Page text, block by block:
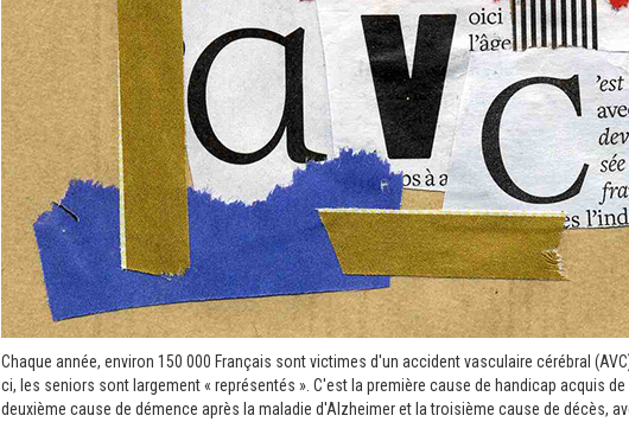
Chaque année, environ 150 000 Français sont victimes d'un accident vasculaire cérébral
ci, les seniors sont largement « représentés ». C'est la première cause de handicap acquis de
deuxième cause de démence après la maladie d'Alzheimer et la troisième cause de décès,